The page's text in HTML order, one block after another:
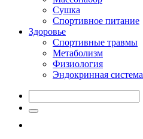
Сушка
Спортивное питание
Здоровье
Спортивные травмы
Метаболизм
Физиология
Эндокринная система